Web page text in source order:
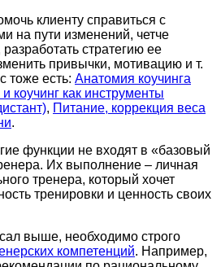
клиенту справиться с
на пути изменений, четче
стратегию ее
привычки, мотивацию и т.
тоже есть: Анатомия коучинга
коучинг как инструменты
, Питание, коррекция веса
.
функции не входят в «базовый
Их выполнение – личная
тренера, который хочет
тренировки и ценность своих
выше, необходимо строго
компетенций. Например,